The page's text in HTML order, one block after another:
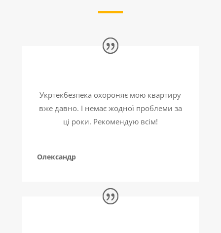
Укртекбезпека охороняє мою квартиру
вже давно. І немає жодної проблеми за
ці роки. Рекомендую всім!
Олександр